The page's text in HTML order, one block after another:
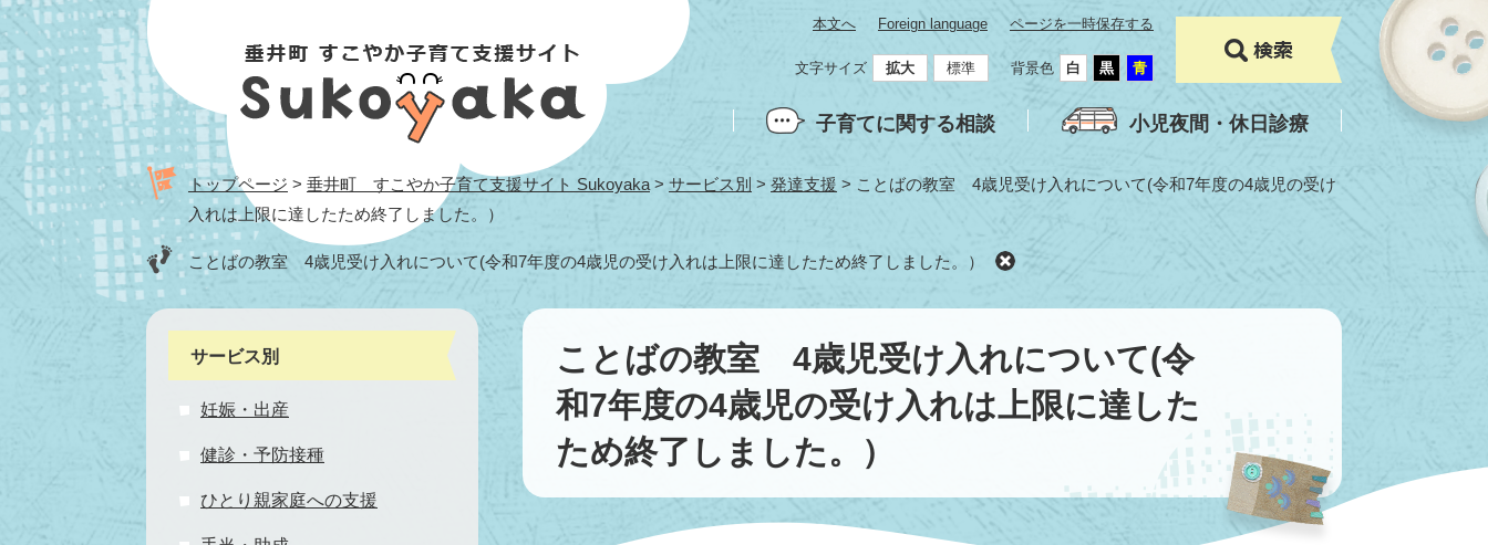
ペ
ー
ジ
先
す。
メ
ニ
ュ
を
本文へ Foreign language ページを一時保存する
文字サイズ 拡大 標準 背景色 白 黒 青
子育てに関する相談 小児夜間・休日診療
トップページ > 垂井町 すこやか子育て支援サイト Sukoyaka > サービス別 > 発達支援 > ことばの教室 4歳児受け入れについて(令和7年度の4歳児の受け
入れは上限に達したため終了しました。）
ことばの教室 4歳児受け入れについて(令和7年度の4歳児の受け入れは上限に達したため終了しました。）
本
ことばの教室 4歳児受け入れについて(令
和7年度の4歳児の受け入れは上限に達した
ため終了しました。）
サービス別
妊娠・出産
健診・予防接種
ひとり親家庭への支援